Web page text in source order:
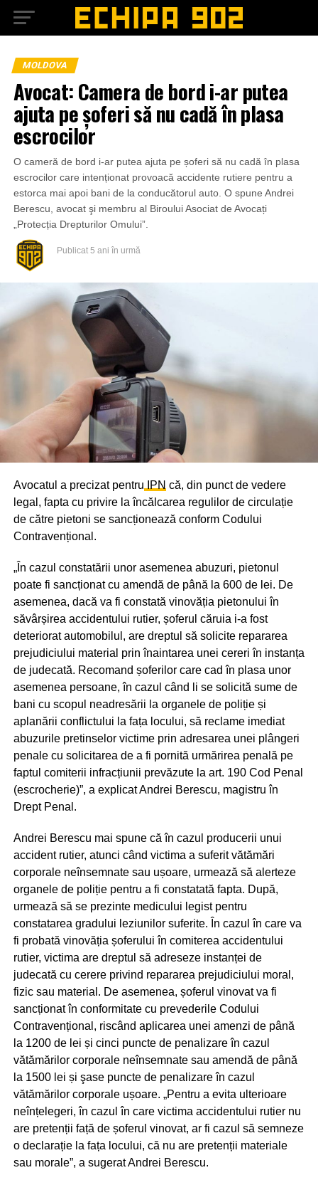
MOLDOVA
Avocat: Camera de bord i-ar putea
ajuta pe șoferi să nu cadă în plasa
escrocilor
O cameră de bord i-ar putea ajuta pe șoferi să nu cadă în plasa
escrocilor care intenționat provoacă accidente rutiere pentru a
estorca mai apoi bani de la conducătorul auto. O spune Andrei
Berescu, avocat şi membru al Biroului Asociat de Avocați
„Protecția Drepturilor Omului”.
Publicat 5 ani în urmă
Avocatul a precizat pentru IPN că, din punct de vedere
legal, fapta cu privire la încălcarea regulilor de circulație
de către pietoni se sancționează conform Codului
Contravențional.
„În cazul constatării unor asemenea abuzuri, pietonul
poate fi sancționat cu amendă de până la 600 de lei. De
asemenea, dacă va fi constată vinovăția pietonului în
săvârșirea accidentului rutier, șoferul căruia i-a fost
deteriorat automobilul, are dreptul să solicite repararea
prejudiciului material prin înaintarea unei cereri în instanța
de judecată. Recomand șoferilor care cad în plasa unor
asemenea persoane, în cazul când li se solicită sume de
bani cu scopul neadresării la organele de poliție și
aplanării conflictului la fața locului, să reclame imediat
abuzurile pretinselor victime prin adresarea unei plângeri
penale cu solicitarea de a fi pornită urmărirea penală pe
faptul comiterii infracțiunii prevăzute la art. 190 Cod Penal
(escrocherie)”, a explicat Andrei Berescu, magistru în
Drept Penal.
Andrei Berescu mai spune că în cazul producerii unui
accident rutier, atunci când victima a suferit vătămări
corporale neînsemnate sau ușoare, urmează să alerteze
organele de poliție pentru a fi constatată fapta. După,
urmează să se prezinte medicului legist pentru
constatarea gradului leziunilor suferite. În cazul în care va
fi probată vinovăția șoferului în comiterea accidentului
rutier, victima are dreptul să adreseze instanței de
judecată cu cerere privind repararea prejudiciului moral,
fizic sau material. De asemenea, șoferul vinovat va fi
sancționat în conformitate cu prevederile Codului
Contravențional, riscând aplicarea unei amenzi de până
la 1200 de lei și cinci puncte de penalizare în cazul
vătămărilor corporale neînsemnate sau amendă de până
la 1500 lei și şase puncte de penalizare în cazul
vătămărilor corporale ușoare. „Pentru a evita ulterioare
neînțelegeri, în cazul în care victima accidentului rutier nu
are pretenții față de șoferul vinovat, ar fi cazul să semneze
o declarație la fața locului, că nu are pretenții materiale
sau morale”, a sugerat Andrei Berescu.